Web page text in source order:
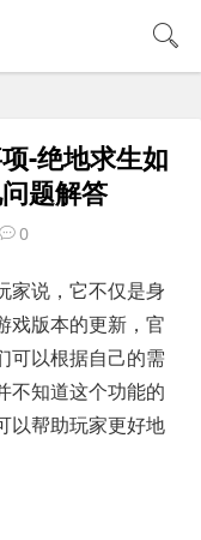
-绝地求生如
题解答
0
家说，它不仅是身
戏版本的更新，官
可以根据自己的需
不知道这个功能的
以帮助玩家更好地